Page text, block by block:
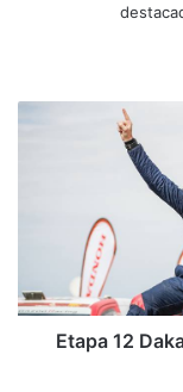
14º
Dakar
Etapa 12